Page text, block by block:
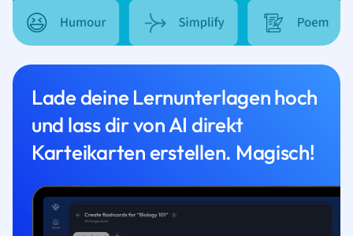
Lade deine Lernunterlagen hoch
und lass dir von AI direkt
Karteikarten erstellen. Magisch!